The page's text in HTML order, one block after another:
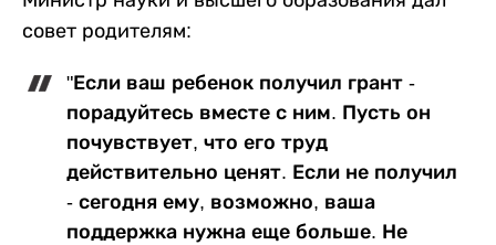
совет родителям:
"Если ваш ребенок получил грант -
порадуйтесь вместе с ним. Пусть он
почувствует, что его труд
действительно ценят. Если не получил
- сегодня ему, возможно, ваша
поддержка нужна еще больше. Не